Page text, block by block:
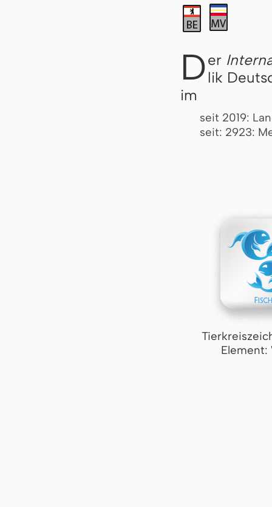
Der
lik
im
seit 2019:
seit: 2923:
Element: